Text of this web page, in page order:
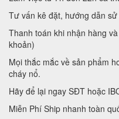
Tư vấn kê đặt, hướng dẫn
Thanh toán khi nhận hàng
khoản)
Mọi thắc mắc về sản phẩm
cháy nổ.
Hãy để lại ngay SĐT hoặc
Miễn Phí Ship nhanh toàn